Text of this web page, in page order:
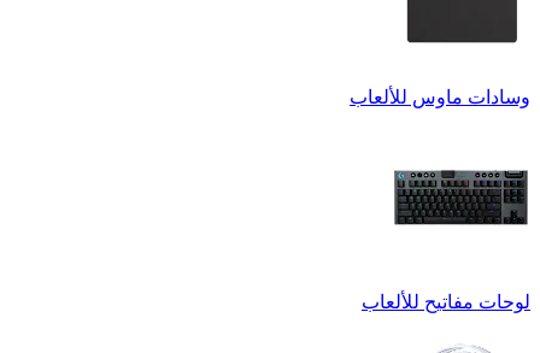
وسادات ماوس للألعاب
لوحات مفاتيح للألعاب